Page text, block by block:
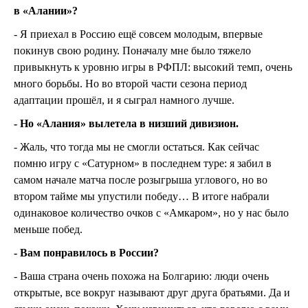
в «Алании»?
- Я приехал в Россию ещё совсем молодым, впервые
покинув свою родину. Поначалу мне было тяжело
привыкнуть к уровню игры в РФПЛ: высокий темп, очень
много борьбы. Но во второй части сезона период
адаптации прошёл, и я сыграл намного лучше.
- Но «Алания» вылетела в низший дивизион.
- Жаль, что тогда мы не смогли остаться. Как сейчас
помню игру с «Сатурном» в последнем туре: я забил в
самом начале матча после розыгрыша углового, но во
втором тайме мы упустили победу… В итоге набрали
одинаковое количество очков с «Амкаром», но у нас было
меньше побед.
- Вам понравилось в России?
- Ваша страна очень похожа на Болгарию: люди очень
открытые, все вокруг называют друг друга братьями. Да и